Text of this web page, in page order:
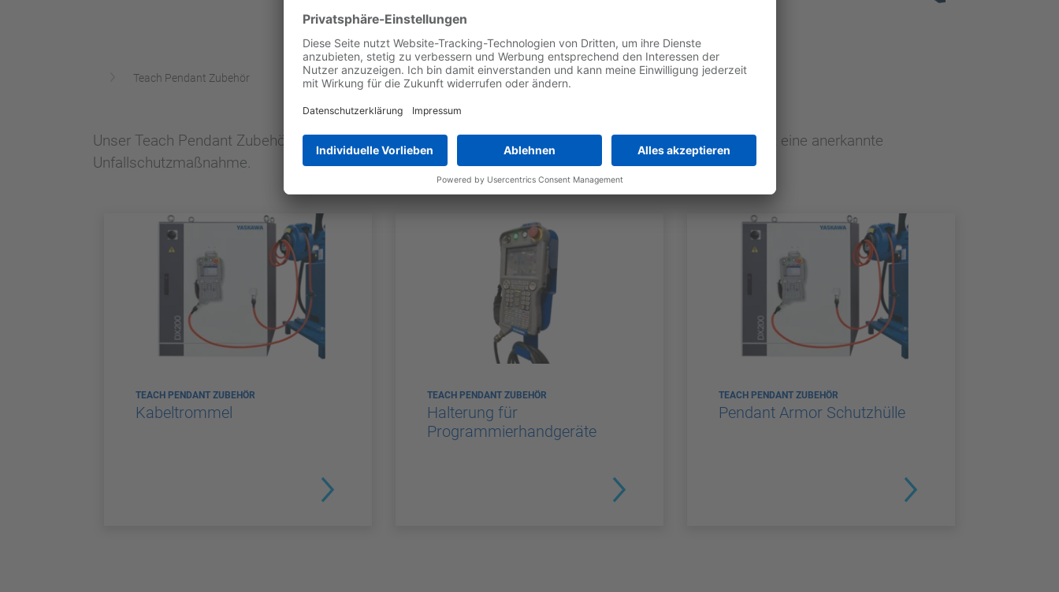
Teach Pendant Zubehör
Unser Teach Pendant Zubehör verbessert die Arbeitssicherheit im Produktionsbereich verbessern und ist eine anerkannte
Unfallschutzmaßnahme.
TEACH PENDANT ZUBEHÖR
Kabeltrommel
TEACH PENDANT ZUBEHÖR
Halterung für
Programmierhandgeräte
TEACH PENDANT ZUBEHÖR
Pendant Armor Schutzhülle